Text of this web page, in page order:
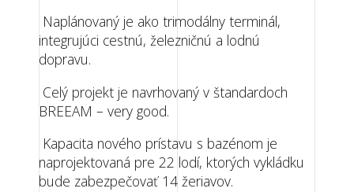
Naplánovaný je ako trimodálny terminál,
integrujúci cestnú, železničnú a lodnú
dopravu.
Celý projekt je navrhovaný v štandardoch
BREEAM – very good.
Kapacita nového prístavu s bazénom je
naprojektovaná pre 22 lodí, ktorých vykládku
bude zabezpečovať 14 žeriavov.